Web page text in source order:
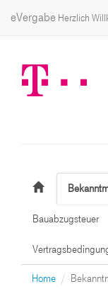
eVergabe Herzlich
Bauabzugsteuer
Home